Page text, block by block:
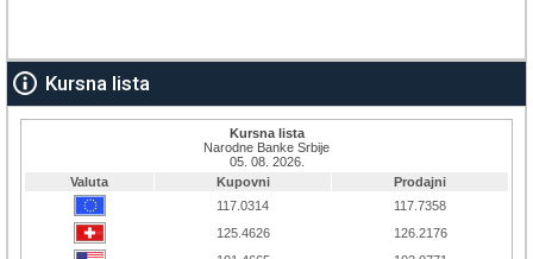
Kursna lista